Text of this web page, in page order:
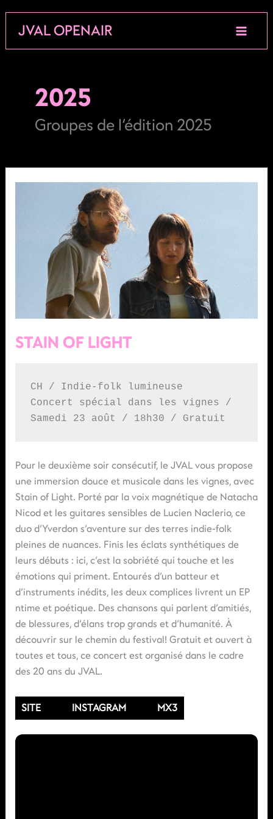
contenu
JVAL OPENAIR
2025
Groupes de l’édition 2025
STAIN OF LIGHT
CH / Indie-folk lumineuse
Concert spécial dans les vignes /
Samedi 23 août / 18h30 / Gratuit
Pour le deuxième soir consécutif, le JVAL vous propose
une immersion douce et musicale dans les vignes, avec
Stain of Light. Porté par la voix magnétique de Natacha
Nicod et les guitares sensibles de Lucien Naclerio, ce
duo d’Yverdon s’aventure sur des terres indie-folk
pleines de nuances. Finis les éclats synthétiques de
leurs débuts : ici, c’est la sobriété qui touche et les
émotions qui priment. Entourés d’un batteur et
d’instruments inédits, les deux complices livrent un EP
ntime et poétique. Des chansons qui parlent d’amitiés,
de blessures, d’élans trop grands et d’humanité. À
découvrir sur le chemin du festival! Gratuit et ouvert à
toutes et tous, ce concert est organisé dans le cadre
des 20 ans du JVAL.
SITE INSTAGRAM MX3